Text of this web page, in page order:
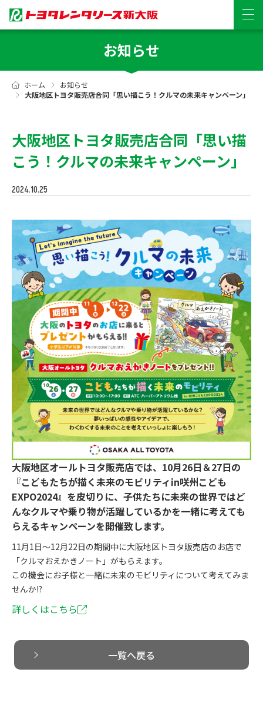
お知らせ
ホーム
お知らせ
大阪地区トヨタ販売店合同「思い描こう！クルマの未来キャンペーン」
大阪地区トヨタ販売店合同「思い描
こう！クルマの未来キャンペーン」
2024.10.25
大阪地区オールトヨタ販売店では、10月26日＆27日の
『こどもたちが描く未来のモビリティin咲州こども
EXPO2024』を皮切りに、子供たちに未来の世界ではど
んなクルマや乗り物が活躍しているかを一緒に考えても
らえるキャンペーンを開催致します。
11月1日～12月22日の期間中に大阪地区トヨタ販売店のお店で
「クルマおえかきノート」がもらえます。
この機会にお子様と一緒に未来のモビリティについて考えてみま
せんか!?
詳しくはこちら
一覧へ戻る